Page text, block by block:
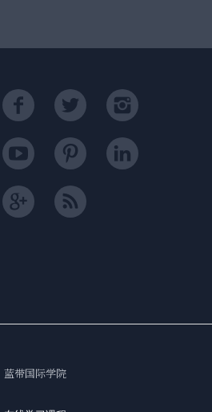
蓝带国际学院